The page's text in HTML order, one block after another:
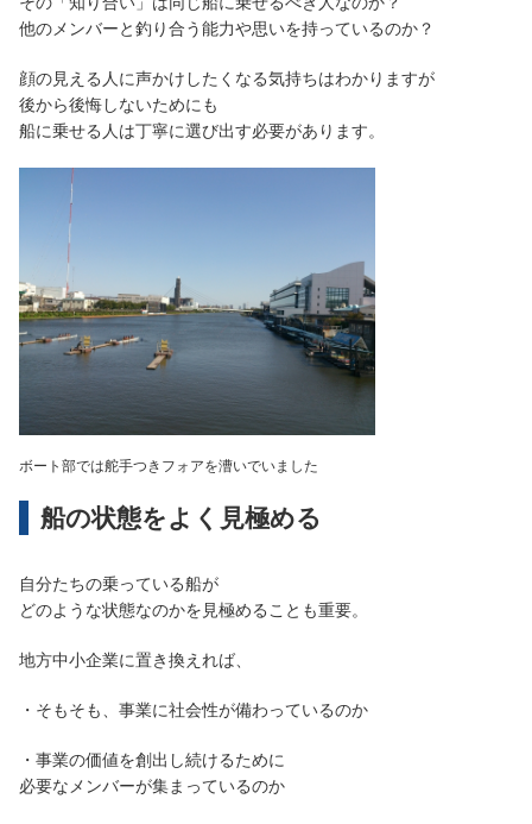
他のメンバーと釣り合う能力や思いを持っているのか？
顔の見える人に声かけしたくなる気持ちはわかりますが
後から後悔しないためにも
船に乗せる人は丁寧に選び出す必要があります。
ボート部では舵手つきフォアを漕いでいました
船の状態をよく見極める
自分たちの乗っている船が
どのような状態なのかを見極めることも重要。
地方中小企業に置き換えれば、
・そもそも、事業に社会性が備わっているのか
・事業の価値を創出し続けるために
必要なメンバーが集まっているのか